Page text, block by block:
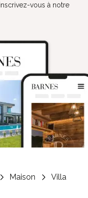
vous à notre
Maison
Villa